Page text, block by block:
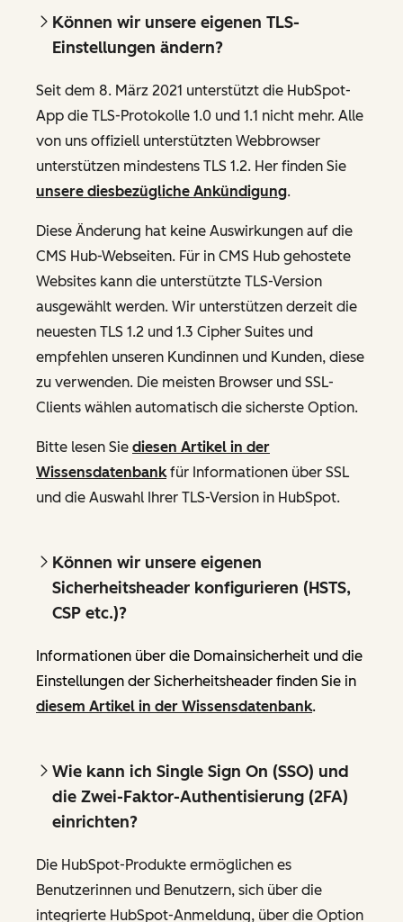
Können wir unsere eigenen TLS-
Einstellungen ändern?
Seit dem 8. März 2021 unterstützt die HubSpot-
App die TLS-Protokolle 1.0 und 1.1 nicht mehr. Alle
von uns offiziell unterstützten Webbrowser
unterstützen mindestens TLS 1.2. Her finden Sie
unsere diesbezügliche Ankündigung.
Diese Änderung hat keine Auswirkungen auf die
CMS Hub-Webseiten. Für in CMS Hub gehostete
Websites kann die unterstützte TLS-Version
ausgewählt werden. Wir unterstützen derzeit die
neuesten TLS 1.2 und 1.3 Cipher Suites und
empfehlen unseren Kundinnen und Kunden, diese
zu verwenden. Die meisten Browser und SSL-
Clients wählen automatisch die sicherste Option.
Bitte lesen Sie diesen Artikel in der
Wissensdatenbankfür Informationen über SSL
und die Auswahl Ihrer TLS-Version in HubSpot.
Können wir unsere eigenen
Sicherheitsheader konfigurieren (HSTS,
CSP etc.)?
Informationen über die Domainsicherheit und die
Einstellungen der Sicherheitsheader finden Sie in
diesem Artikel in der Wissensdatenbank.
Wie kann ich Single Sign On (SSO) und
die Zwei-Faktor-Authentisierung (2FA)
einrichten?
Die HubSpot-Produkte ermöglichen es
Benutzerinnen und Benutzern, sich über die
integrierte HubSpot-Anmeldung, über die Option